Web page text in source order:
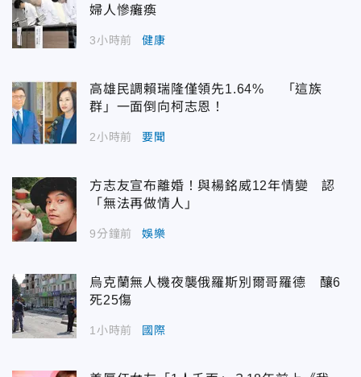
婦人慘癱瘓
3小時前 健康
高雄民調賴瑞隆僅領先1.64% 「這族
群」一面倒向柯志恩！
2小時前 要聞
方志友宣布離婚！與楊銘威12年情變 認
「無法再做情人」
9分鐘前 娛樂
烏克蘭無人機夜襲俄羅斯別爾哥羅德 釀6
死25傷
1小時前 國際